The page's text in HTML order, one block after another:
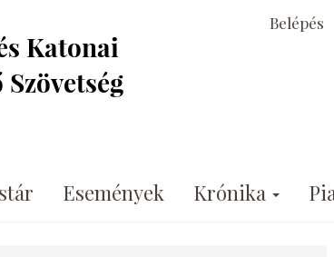
Belépés
Események Krónika